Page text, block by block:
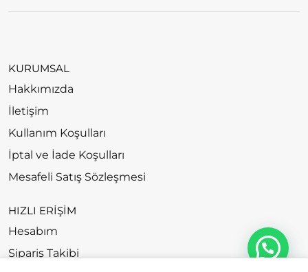
KURUMSAL
Hakkımızda
İletişim
Kullanım Koşulları
İptal ve İade Koşulları
Mesafeli Satış Sözleşmesi
HIZLI ERİŞİM
Hesabım
Sipariş Takibi